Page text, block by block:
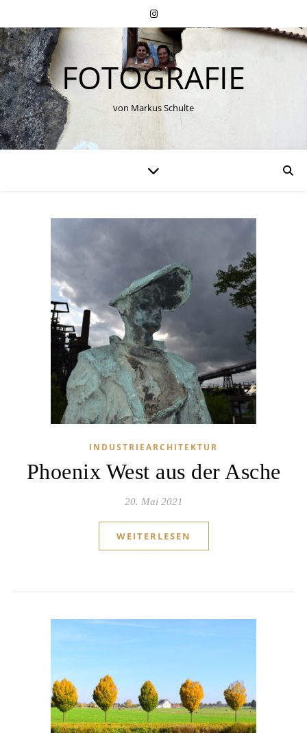
FOTOGRAFIE
von Markus Schulte
INDUSTRIEARCHITEKTUR
Phoenix West aus der Asche
20. Mai 2021
WEITERLESEN